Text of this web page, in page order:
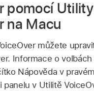
pomocí Utility
na Macu
můžete
Informace o
Nápověda v
panelu v Utilitě